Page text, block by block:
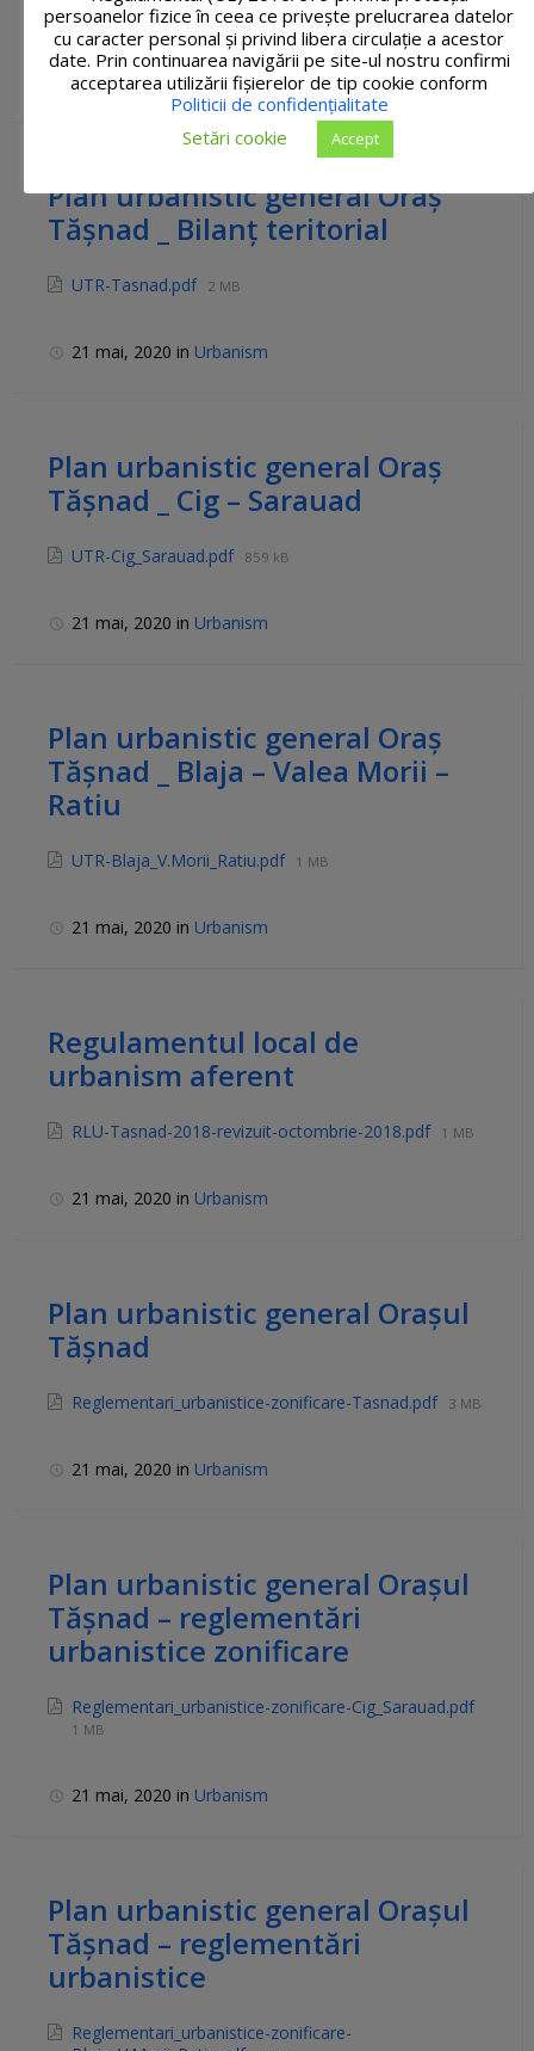
29 februarie, 2024inAnunțuri interes general,Avizier
electronic,Urbanism
Plan urbanistic general Oraș
Tășnad _ Bilanț teritorial
UTR-Tasnad.pdf 2 MB
21 mai, 2020 in Urbanism
Plan urbanistic general Oraș
Tășnad _ Cig – Sarauad
UTR-Cig_Sarauad.pdf 859 kB
21 mai, 2020 in Urbanism
Plan urbanistic general Oraș
Tășnad _ Blaja – Valea Morii –
Ratiu
UTR-Blaja_V.Morii_Ratiu.pdf 1 MB
21 mai, 2020 in Urbanism
Regulamentul local de
urbanism aferent
RLU-Tasnad-2018-revizuit-octombrie-2018.pdf 1 MB
21 mai, 2020 in Urbanism
Plan urbanistic general Orașul
Tășnad
Reglementari_urbanistice-zonificare-Tasnad.pdf 3 MB
21 mai, 2020 in Urbanism
Plan urbanistic general Orașul
Tășnad – reglementări
urbanistice zonificare
Reglementari_urbanistice-zonificare-Cig_Sarauad.pdf
1 MB
21 mai, 2020 in Urbanism
Plan urbanistic general Orașul
Tășnad – reglementări
urbanistice
Reglementari_urbanistice-zonificare-
persoanelor fizice în ceea ce privește prelucrarea datelor
cu caracter personal și privind libera circulație a acestor
date. Prin continuarea navigării pe site-ul nostru confirmi
acceptarea utilizării fişierelor de tip cookie conform
Politicii de confidențialitate
Setări cookie
Accept